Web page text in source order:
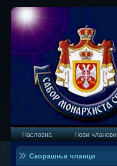
Насловна Нови чланови
Скорашњи чланци